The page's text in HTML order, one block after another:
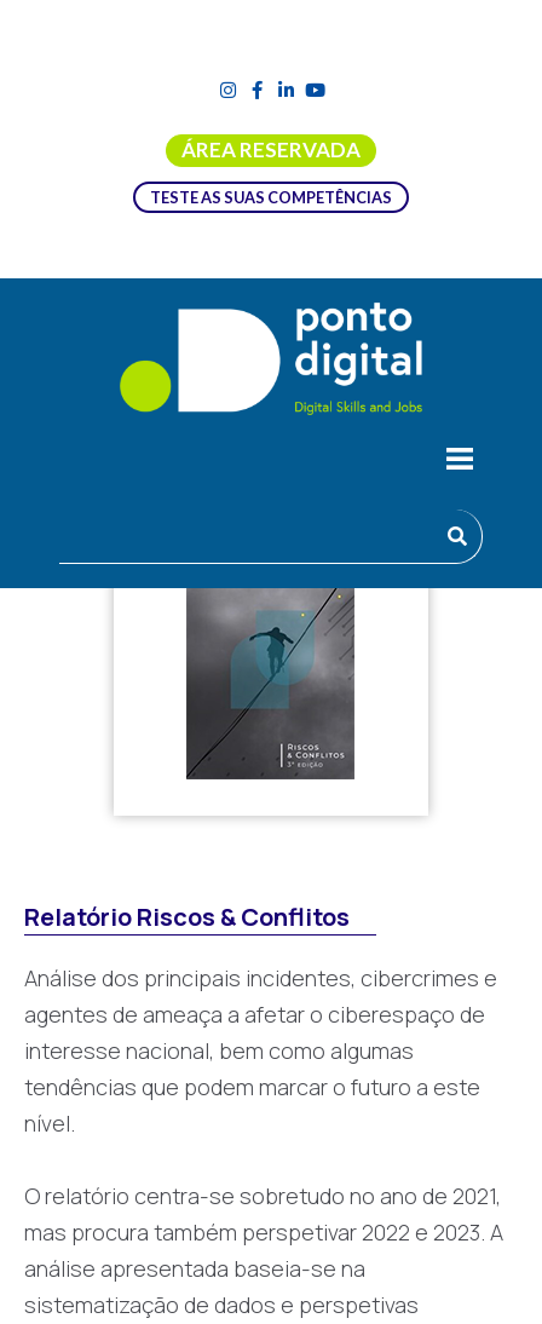
ÁREA RESERVADA
TESTE AS SUAS COMPETÊNCIAS
Estudos
Relatório Riscos & Conflitos
Análise dos principais incidentes, cibercrimes e
agentes de ameaça a afetar o ciberespaço de
interesse nacional, bem como algumas
tendências que podem marcar o futuro a este
nível.
O relatório centra-se sobretudo no ano de 2021,
mas procura também perspetivar 2022 e 2023. A
análise apresentada baseia-se na
sistematização de dados e perspetivas